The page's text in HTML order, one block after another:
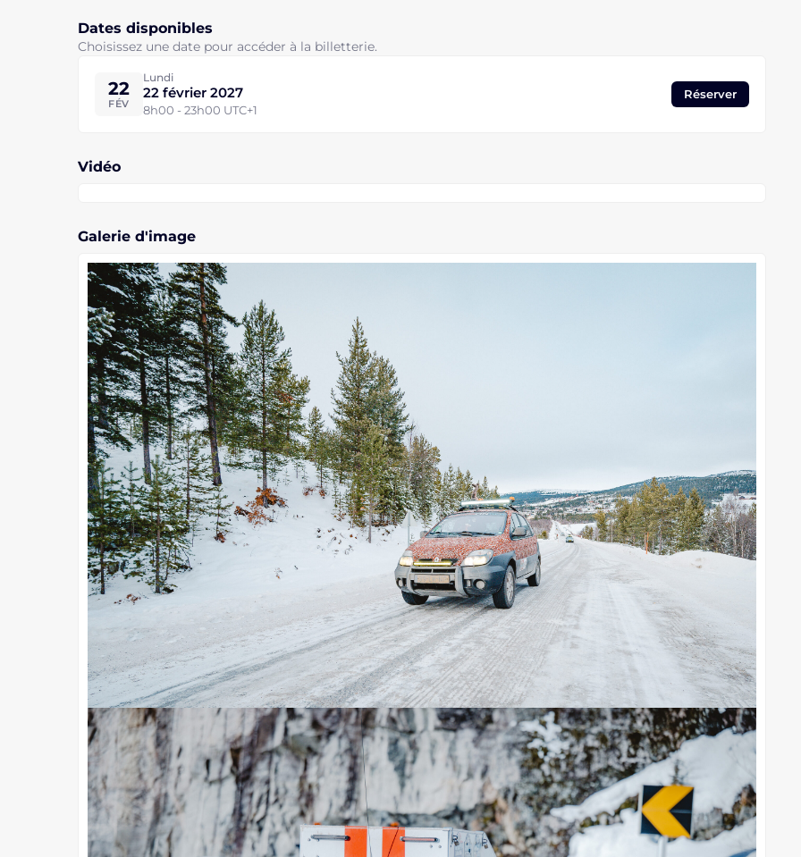
Dates disponibles
Choisissez une date pour accéder à la billetterie.
22
FÉV
Lundi
22 février 2027
8h00 - 23h00 UTC+1
Réserver
Vidéo
Galerie d'image